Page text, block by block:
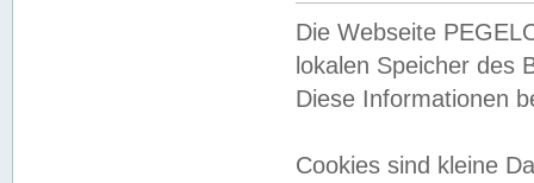
Die Webseite
lokalen Speicher des
Diese Informationen
Cookies sind kleine